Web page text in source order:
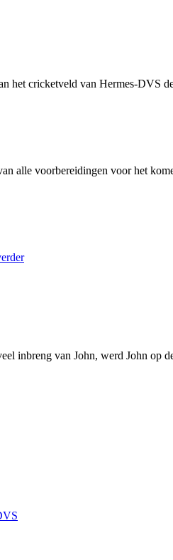
cricketveld van Hermes-DVS
alle voorbereidingen voor het
inbreng van John, werd John op